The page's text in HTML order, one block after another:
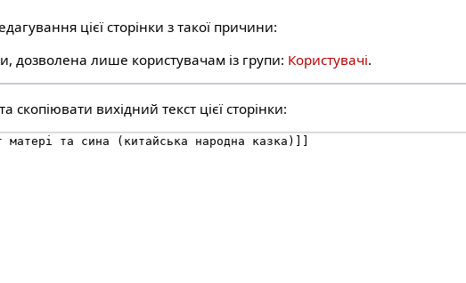
цієї сторінки з такої причини:
дозволена лише користувачам із групи: Користувачі.
скопіювати вихідний текст цієї сторінки: